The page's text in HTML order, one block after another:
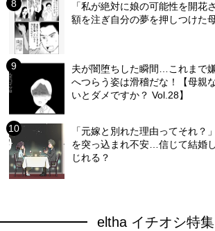
「私が絶対に娘の可能性を開
額を注ぎ自分の夢を押しつけた
夫が闇堕ちした瞬間…これまで
へつらう姿は滑稽だな！【母親
いとダメですか？ Vol.28】
「元嫁と別れた理由ってそれ？
を突っ込まれ不安…信じて結婚
じれる？
eltha イチオシ特集